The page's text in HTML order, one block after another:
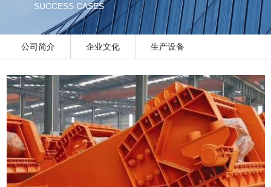
新闻资讯
乐投（中国）
SUCCESS CASES
公司简介 企业文化 生产设备